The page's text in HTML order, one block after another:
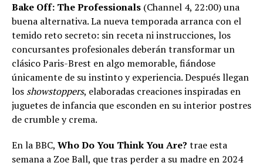
Bake Off: The Professionals (Channel 4, 22:00) una
buena alternativa. La nueva temporada arranca con el
temido reto secreto: sin receta ni instrucciones, los
concursantes profesionales deberán transformar un
clásico Paris-Brest en algo memorable, fiándose
únicamente de su instinto y experiencia. Después llegan
los showstoppers, elaboradas creaciones inspiradas en
juguetes de infancia que esconden en su interior postres
de crumble y crema.
En la BBC, Who Do You Think You Are? trae esta
semana a Zoe Ball, que tras perder a su madre en 2024